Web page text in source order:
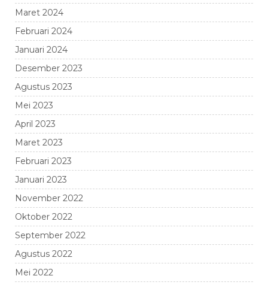
Maret 2024
Februari 2024
Januari 2024
Desember 2023
Agustus 2023
Mei 2023
April 2023
Maret 2023
Februari 2023
Januari 2023
November 2022
Oktober 2022
September 2022
Agustus 2022
Mei 2022